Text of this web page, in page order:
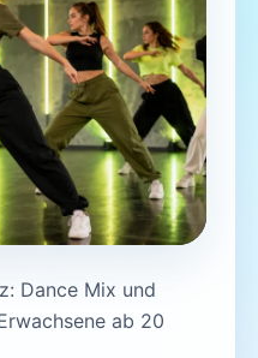
Dance Mix und
ab 20